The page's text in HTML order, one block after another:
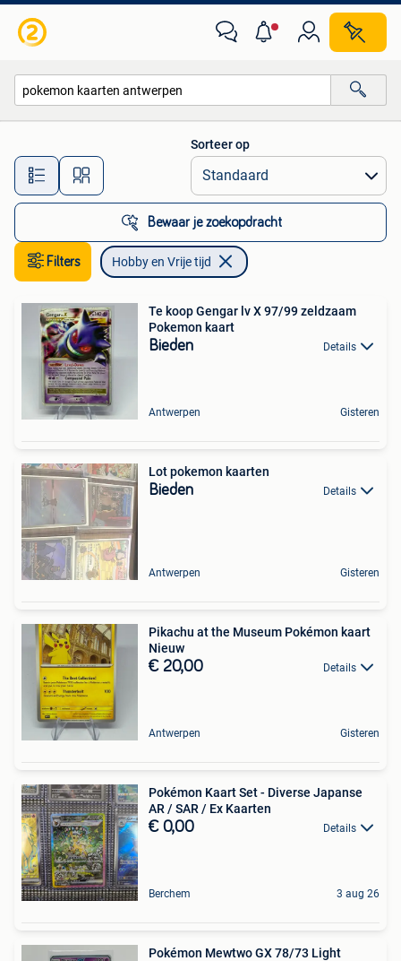
Alle afstanden…
Sorteer op
Bewaar je zoekopdracht
Filters Hobby en Vrije tijd
Te koop Gengar lv X 97/99 zeldzaam
Pokemon kaart
Bieden Details
Antwerpen Gisteren
Lot pokemon kaarten
Bieden Details
Antwerpen Gisteren
Pikachu at the Museum Pokémon kaart
Nieuw
€ 20,00 Details
Antwerpen Gisteren
Pokémon Kaart Set - Diverse Japanse
AR / SAR / Ex Kaarten
€ 0,00 Details
Berchem 3 aug 26
Pokémon Mewtwo GX 78/73 Light